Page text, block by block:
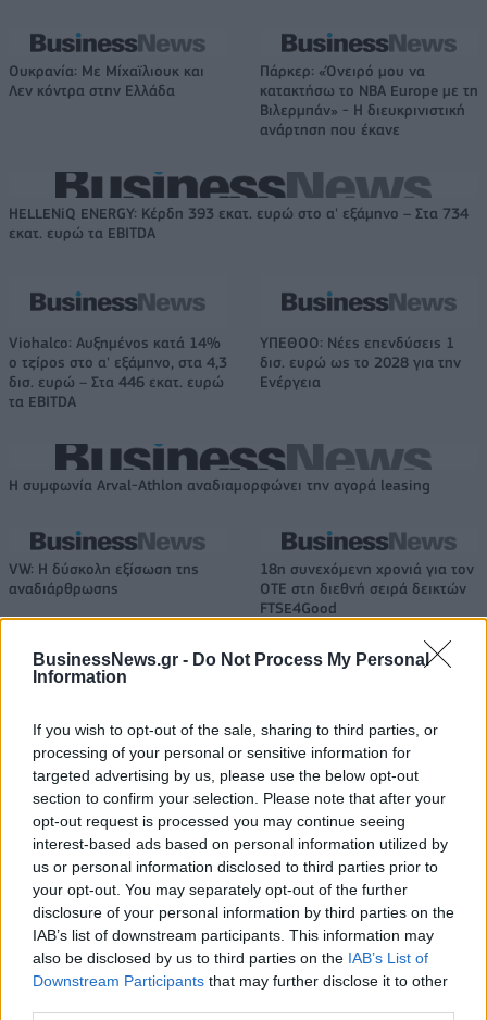
BusinessNews.gr - Do Not Process My Personal
Information
If you wish to opt-out of the sale, sharing to third parties, or
processing of your personal or sensitive information for
targeted advertising by us, please use the below opt-out
section to confirm your selection. Please note that after your
opt-out request is processed you may continue seeing
interest-based ads based on personal information utilized by
us or personal information disclosed to third parties prior to
your opt-out. You may separately opt-out of the further
disclosure of your personal information by third parties on the
IAB’s list of downstream participants. This information may
also be disclosed by us to third parties on the IAB’s List of
Downstream Participants that may further disclose it to other
Ουκρανία: Με Μίχαϊλιουκ και
Λεν κόντρα στην Ελλάδα
Πάρκερ: «Όνειρό μου να
κατακτήσω το ΝΒΑ Europe με τη
Βιλερμπάν» - Η διευκρινιστική
ανάρτηση που έκανε
HELLENiQ ENERGY: Κέρδη 393 εκατ. ευρώ στο α' εξάμηνο – Στα 734
εκατ. ευρώ τα EBITDA
Viohalco: Αυξημένος κατά 14%
ο τζίρος στο α' εξάμηνο, στα 4,3
δισ. ευρώ – Στα 446 εκατ. ευρώ
τα EBITDA
ΥΠΕΘΟΟ: Νέες επενδύσεις 1
δισ. ευρώ ως το 2028 για την
Ενέργεια
Η συμφωνία Arval-Athlon αναδιαμορφώνει την αγορά leasing
VW: Η δύσκολη εξίσωση της
αναδιάρθρωσης
18η συνεχόμενη χρονιά για τον
ΟΤΕ στη διεθνή σειρά δεικτών
FTSE4Good
ESG Report 2025: Πώς η ΑΒ Βασιλόπουλος μετατρέπει τη
βιωσιμότητα σε καθημερινή πράξη
ΠΕΡΙΣΣΌΤΕΡΑ ΣΕ ΑΥΤΉ ΤΗΝ ΚΑΤΗΓΟΡΊΑ